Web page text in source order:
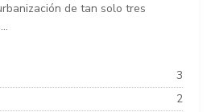
de tan solo tres
3
2